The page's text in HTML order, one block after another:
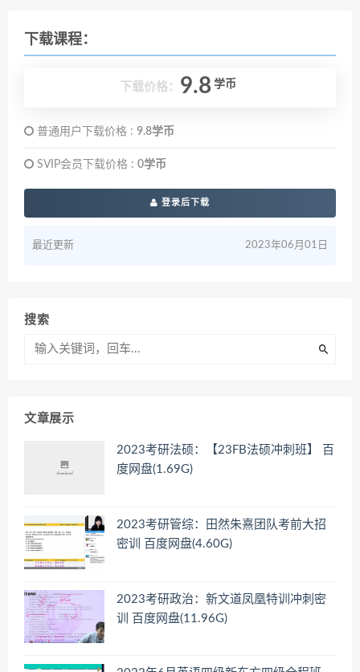
下载课程：
下载价格： 9.8 学币
普通用户下载价格 : 9.8学币
SVIP会员下载价格 : 0学币
登录后下载
最近更新 2023年06月01日
搜索
文章展示
2023考研法硕：【23FB法硕冲刺班】 百
度网盘(1.69G)
2023考研管综：田然朱熹团队考前大招
密训 百度网盘(4.60G)
2023考研政治：新文道凤凰特训冲刺密
训 百度网盘(11.96G)